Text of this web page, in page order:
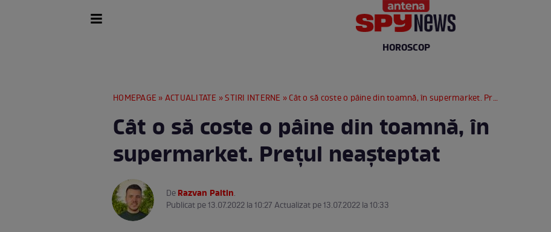
HOROSCOP
HOMEPAGE »ACTUALITATE »STIRI INTERNE » Cât o să coste o pâine din toamnă, în supermarket. Prețul neașteptat
Cât o să coste o pâine din toamnă, în
supermarket. Prețul neașteptat
DeRazvan Paltin.
Publicat pe 13.07.2022 la 10:27 Actualizat pe 13.07.2022 la 10:33